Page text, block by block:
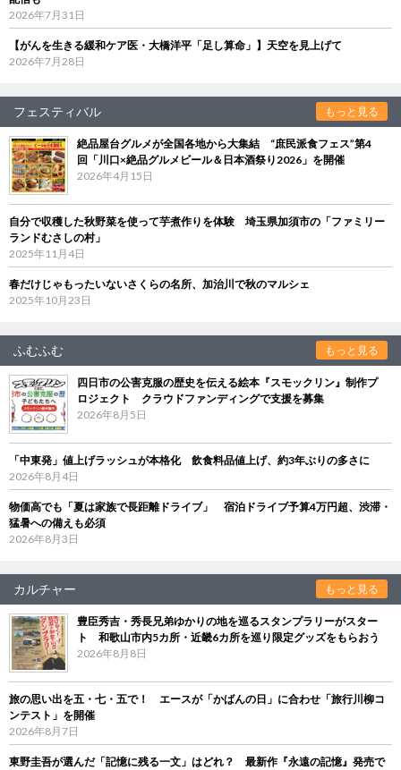
2026年7月31日
【がんを生きる緩和ケア医・大橋洋平「足し算命」】天空を見上げて
2026年7月28日
フェスティバル もっと見る
絶品屋台グルメが全国各地から大集結 “庶民派食フェス”第4
回「川口×絶品グルメビール＆日本酒祭り2026」を開催
2026年4月15日
自分で収穫した秋野菜を使って芋煮作りを体験 埼玉県加須市の「ファミリー
ランドむさしの村」
2025年11月4日
春だけじゃもったいないさくらの名所、加治川で秋のマルシェ
2025年10月23日
ふむふむ もっと見る
四日市の公害克服の歴史を伝える絵本『スモックリン』制作プ
ロジェクト クラウドファンディングで支援を募集
2026年8月5日
「中東発」値上げラッシュが本格化 飲食料品値上げ、約3年ぶりの多さに
2026年8月4日
物価高でも「夏は家族で長距離ドライブ」 宿泊ドライブ予算4万円超、渋滞・
猛暑への備えも必須
2026年8月3日
カルチャー もっと見る
豊臣秀吉・秀長兄弟ゆかりの地を巡るスタンプラリーがスター
ト 和歌山市内5カ所・近畿6カ所を巡り限定グッズをもらおう
2026年8月8日
旅の思い出を五・七・五で！ エースが「かばんの日」に合わせ「旅行川柳コ
ンテスト」を開催
2026年8月7日
東野圭吾が選んだ「記憶に残る一文」はどれ？ 最新作『永遠の記憶』発売で